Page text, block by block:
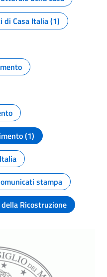
di Casa Italia (1)
(1)
stampa
della Ricostruzione